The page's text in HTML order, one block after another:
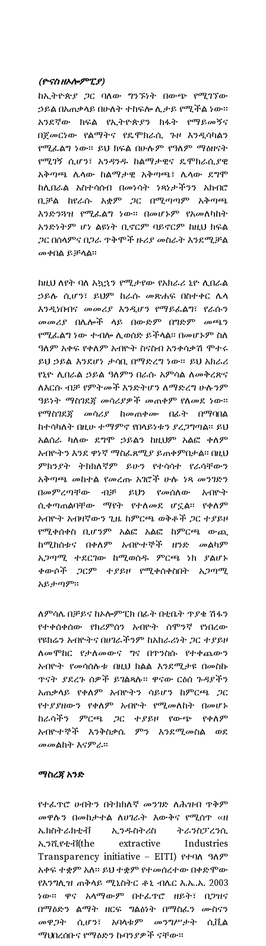
(ዮናስ ዘኦሎምፒያ)
ከኢትዮጵያ ጋር ባለው ግንኙነት በውጭ የሚገኘው
ኃይል በአጠቃላይ በሁለት ተከፍሎ ሊታይ የሚችል ነው፡፡
አንደኛው ክፍል የኢትዮጵያን ክፋት የማይመኝና
በጀመርነው የልማትና የዴሞክራሲ ጉዞ እንዲሳካልን
የሚፈልግ ነው፡፡ ይህ ክፍል በሁሉም የዓለም ማዕዘናት
የሚገኝ ሲሆን፣ አንዳንዱ ከልማታዊና ዴሞክራሲያዊ
አቅጣጫ ሌላው ከልማታዊ አቅጣጫ፣ ሌላው ደግሞ
ከሊበራል አስተሳሰብ በመነሳት ነጻነታችንን አክብሮ
ቢቻል ከየራሱ አቋም ጋር በሚጣጣም አቅጣጫ
እንድንጓዝ የሚፈልግ ነው፡፡ በመሆኑም የአመለካከት
አንድነትም ሆነ ልዩነት ቢኖርም ባይኖርም ከዚህ ክፍል
ጋር በሰላምና በጋራ ጥቅሞች ዙሪያ መስራት እንደሚቻል
መቀበል ይቻላል፡፡
ከዚህ ለየት ባለ አኳኋን የሚታየው የአክራሪ ኒዮ ሊበራል
ኃይሉ ሲሆን፣ ይህም ከራሱ መጽሐፍ በስተቀር ሌላ
እንዲነበብና መመሪያ እንዲሆን የማይፈልግ፣ የራሱን
መመሪያ በሌሎች ላይ በውድም በግድም መጫን
የሚፈልግ ነው ተብሎ ሊወሰድ ይችላል፡፡ በመሆኑም ስለ
ዓለም አቀፍ የቀለም አብዮት ስናስብ አንቀሳቃሽ ሞተሩ
ይህ ኃይል እንደሆነ ታሳቢ በማድረግ ነው፡፡ ይህ አክራሪ
የኒዮ ሊበራል ኃይል ዓለምን በራሱ አምሳል ለመቅረጽና
ለእርሱ ብቻ የምትመች እንድትሆን ለማድረግ ሁሉንም
ዓይነት ማስገደጃ መሳሪያዎች መጠቀም የለመደ ነው፡፡
የማስገደጃ መሳሪያ ከመጠቀሙ በፊት በማባበል
ከተሳካለት በዚሁ ተማምኖ የበላይነቱን ያረጋግጣል፡፡ ይህ
አልሰራ ካለው ደግሞ ኃይልን ከዚህም አልፎ ቀለም
አብዮትን እንደ ዋነኛ ማስፈጸሚያ ይጠቀምበታል፡፡ በዚህ
ምክንያት ትክክለኛም ይሁን የተሳሳተ የራሳቸውን
አቅጣጫ መከተል የመረጡ አገሮች ሁሉ ነጻ መንገድን
በመምረጣቸው ብቻ ይህን የመሰለው አብዮት
ሲቀጣጠልባቸው ማየት የተለመደ ሆኗል፡፡ የቀለም
አብዮት አብዛኛውን ጊዜ ከምርጫ ወቅቶች ጋር ተያይዞ
የሚቀሰቀስ ቢሆንም አልፎ አልፎ ከምርጫ ውጪ
ከሚከሰቱና በቀለም አብዮተኞች ዘንድ መልካም
አጋጣሚ ተደርገው ከሚወሰዱ ምርጫ ነክ ያልሆኑ
ቀውሶች ጋርም ተያይዞ የሚቀሰቀስበት አጋጣሚ
አይታጣም፡፡
ለምሳሌ በቻይና ከኦሎምፒክ በፊት በቲቤት ጥያቄ ሽፋን
የተቀሰቀሰው የክሪምሰን አብዮት ሰሞንኛ የነበረው
የዩክሬን አብዮትና በሀገራችንም ከአክራሪነት ጋር ተያይዞ
ለመሞከር የታለመውና ግና በጥንስሱ የተቀጨውን
አብዮት የመሳሰሉቱ በዚህ ክልል እንደሚታዩ በመስኩ
ጥናት ያደረጉ ሰዎች ይገልጻሉ፡፡ ዋናው ርዕሰ ጉዳያችን
አጠቃላይ የቀለም አብዮትን ሳይሆን ከምርጫ ጋር
የተያያዘውን የቀለም አብዮት የሚመለከት በመሆኑ
ከራሳችን ምርጫ ጋር ተያይዞ የውጭ የቀለም
አብዮተኞች እንቅስቃሴ ምን እንደሚመስል ወደ
መመልከት እናምራ፡፡
ማስረጃ አንድ
የተፈጥሮ ሀብትን በትክክለኛ መንገድ ለሕዝብ ጥቅም
መዋሉን በመከታተል ለሀገራት እውቅና የሚሰጥ ‹‹ዘ
ኤክስትራክቲቭ ኢንዱስትሪስ ትራንስፓረንሲ
ኢንሺየቲቭ(the extractive Industries
Transparency initiative – EITI) የተባለ ዓለም
አቀፍ ተቋም አለ፡፡ ይህ ተቋም የተመሰረተው በቀድሞው
የእንግሊዝ ጠቅላይ ሚኒስትር ቶኒ ብሌር እ.ኤ.አ. 2003
ነው፡፡ ዋና አላማውም በተፈጥሮ ዘይት፣ በጋዝና
በማዕድን ልማት ዘርፍ ግልፅነት በማስፈን ሙስናን
መዋጋት ሲሆን፣ አባላቱም መንግሥታት ሲቪል
ማህበረሰቡና የማዕድን ኩባንያዎች ናቸው፡፡